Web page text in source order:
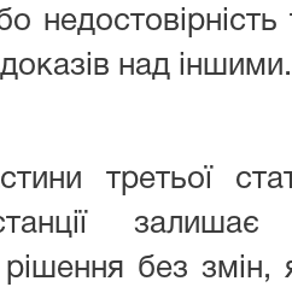
над іншими.
третьої
без змін,